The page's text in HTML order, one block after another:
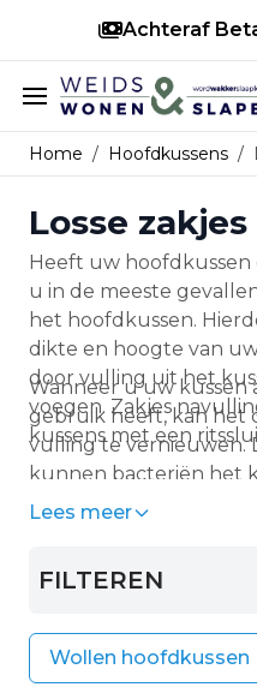
Achteraf
Ga naar de inhoud
Home / Hoofdkussens /
Losse
Heeft uw
u in de meeste
het hoofdkussen.
dikte en hoogte van
door vulling uit het
voegen. Zakjes
kussens met een
Wanneer u uw kussen
gebruik heeft, kan het
vulling te vernieuwen.
kunnen bacteriën het
transpiratie kan
schoon te krijgen,
kussen is vrijwel altijd
ook los verkrijgbaar op
Lees meer
FILTEREN
Wollen hoofdkussen